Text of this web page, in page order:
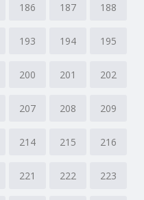
186 187 188
193 194 195
200 201 202
207 208 209
214 215 216
221 222 223